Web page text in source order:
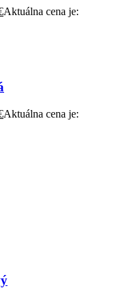
Aktuálna cena je:
Aktuálna cena je: